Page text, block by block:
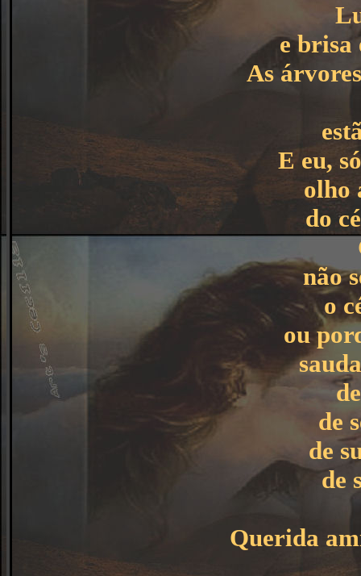
e brisa
As
E eu,
olho
do
não
o
ou
de
de
de
Querida